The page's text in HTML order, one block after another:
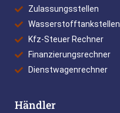
Zulassungsstellen
Wasserstofftankstellen
Kfz-Steuer Rechner
Finanzierungsrechner
Dienstwagenrechner
Händler